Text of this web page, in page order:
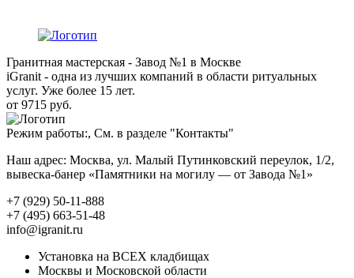
Гранитная мастерская - Завод №1 в Москве
iGranit - одна из лучших компаний в области ритуальных
услуг. Уже более 15 лет.
от 9715 руб.
Режим работы:, См. в разделе "Контакты"
Наш адрес: Москва, ул. Малый Путинковский переулок, 1/2,
вывеска-банер «Памятники на могилу — от Завода №1»
+7 (929) 50-11-888
+7 (495) 663-51-48
info@igranit.ru
Установка на ВСЕХ кладбищах
Москвы и Московской области